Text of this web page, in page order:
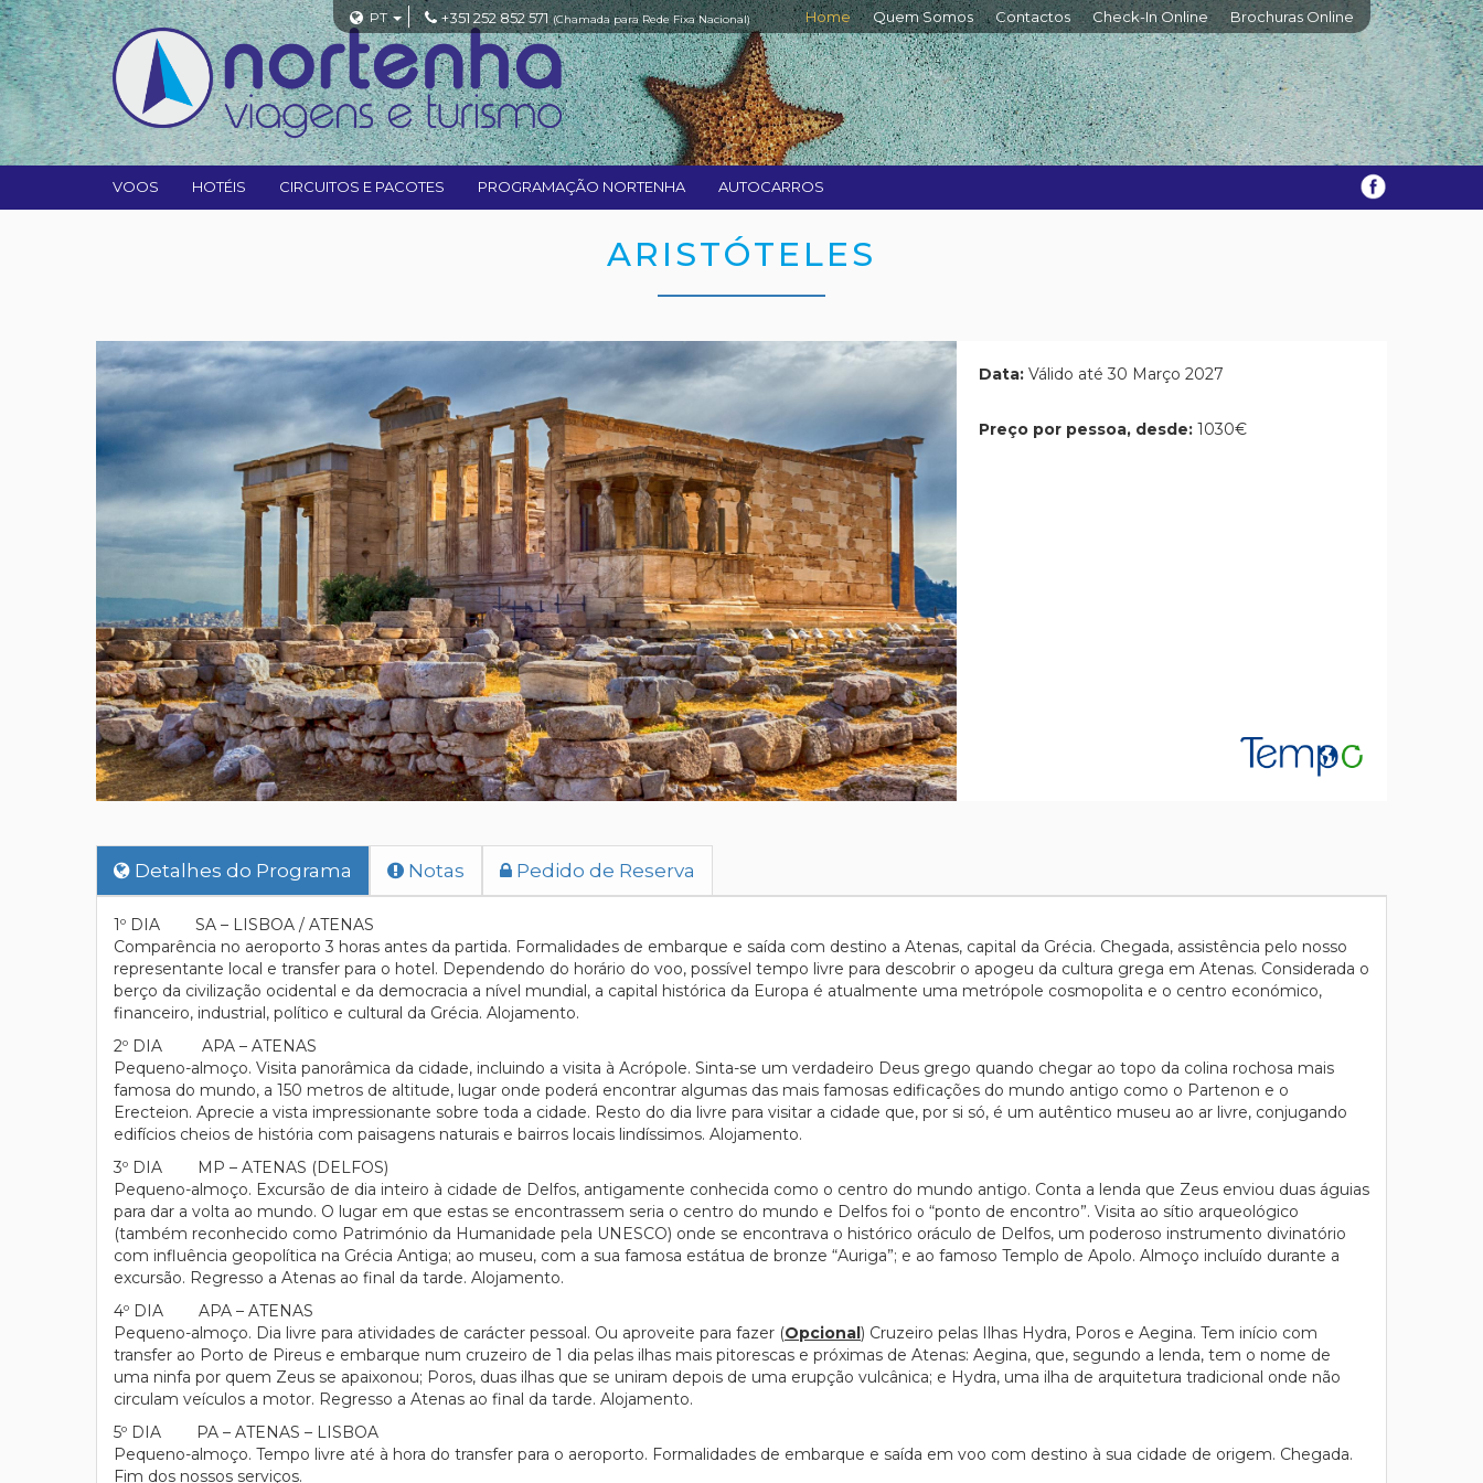
PT +351 252 852 571 (Chamada para Rede Fixa Nacional) Home Quem Somos Contactos Check-In Online Brochuras Online
VOOS HOTÉIS CIRCUITOS E PACOTES PROGRAMAÇÃO NORTENHA AUTOCARROS
ARISTÓTELES
Data: Válido até 30 Março 2027
Preço por pessoa, desde: 1030€
Detalhes do Programa Notas Pedido de Reserva
1º DIA SA – LISBOA / ATENAS
Comparência no aeroporto 3 horas antes da partida. Formalidades de embarque e saída com destino a Atenas, capital da Grécia. Chegada, assistência pelo nosso
representante local e transfer para o hotel. Dependendo do horário do voo, possível tempo livre para descobrir o apogeu da cultura grega em Atenas. Considerada o
berço da civilização ocidental e da democracia a nível mundial, a capital histórica da Europa é atualmente uma metrópole cosmopolita e o centro económico,
financeiro, industrial, político e cultural da Grécia. Alojamento.
2º DIA APA – ATENAS
Pequeno-almoço. Visita panorâmica da cidade, incluindo a visita à Acrópole. Sinta-se um verdadeiro Deus grego quando chegar ao topo da colina rochosa mais
famosa do mundo, a 150 metros de altitude, lugar onde poderá encontrar algumas das mais famosas edificações do mundo antigo como o Partenon e o
Erecteion. Aprecie a vista impressionante sobre toda a cidade. Resto do dia livre para visitar a cidade que, por si só, é um autêntico museu ao ar livre, conjugando
edifícios cheios de história com paisagens naturais e bairros locais lindíssimos. Alojamento.
3º DIA MP – ATENAS (DELFOS)
Pequeno-almoço. Excursão de dia inteiro à cidade de Delfos, antigamente conhecida como o centro do mundo antigo. Conta a lenda que Zeus enviou duas águias
para dar a volta ao mundo. O lugar em que estas se encontrassem seria o centro do mundo e Delfos foi o “ponto de encontro”. Visita ao sítio arqueológico
(também reconhecido como Património da Humanidade pela UNESCO) onde se encontrava o histórico oráculo de Delfos, um poderoso instrumento divinatório
com influência geopolítica na Grécia Antiga; ao museu, com a sua famosa estátua de bronze “Auriga”; e ao famoso Templo de Apolo. Almoço incluído durante a
excursão. Regresso a Atenas ao final da tarde. Alojamento.
4º DIA APA – ATENAS
Pequeno-almoço. Dia livre para atividades de carácter pessoal. Ou aproveite para fazer (Opcional) Cruzeiro pelas Ilhas Hydra, Poros e Aegina. Tem início com
transfer ao Porto de Pireus e embarque num cruzeiro de 1 dia pelas ilhas mais pitorescas e próximas de Atenas: Aegina, que, segundo a lenda, tem o nome de
uma ninfa por quem Zeus se apaixonou; Poros, duas ilhas que se uniram depois de uma erupção vulcânica; e Hydra, uma ilha de arquitetura tradicional onde não
circulam veículos a motor. Regresso a Atenas ao final da tarde. Alojamento.
5º DIA PA – ATENAS – LISBOA
Pequeno-almoço. Tempo livre até à hora do transfer para o aeroporto. Formalidades de embarque e saída em voo com destino à sua cidade de origem. Chegada.
Fim dos nossos serviços.